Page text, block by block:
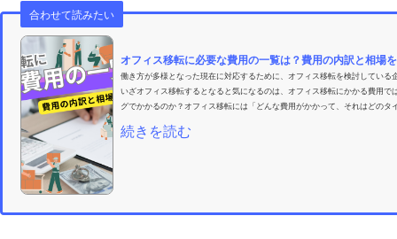
合わせて読みたい
オフィス移転に必要な費用の一覧は？費用の内訳と相場
働き方が多様となった現在に対応するために、オフィス移転を検討してい
いざオフィス移転するとなると気になるのは、オフィス移転にかかる費用
グでかかるのか？オフィス移転には「どんな費用がかかって、それはどの
続きを読む